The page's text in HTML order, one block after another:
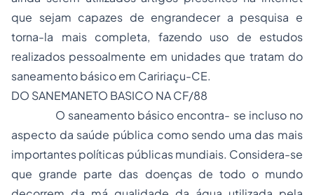
que sejam capazes de engrandecer a pesquisa e
torna-la mais completa, fazendo uso de estudos
realizados pessoalmente em unidades que tratam do
saneamento básico em Caririaçu-CE.
DO SANEMANETO BASICO NA CF/88
O saneamento básico encontra- se incluso no
aspecto da saúde pública como sendo uma das mais
importantes políticas públicas mundiais. Considera-se
que grande parte das doenças de todo o mundo